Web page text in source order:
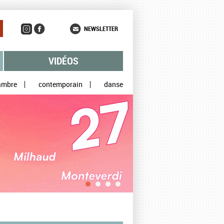
NEWSLETTER
VIDÉOS
contemporain danse